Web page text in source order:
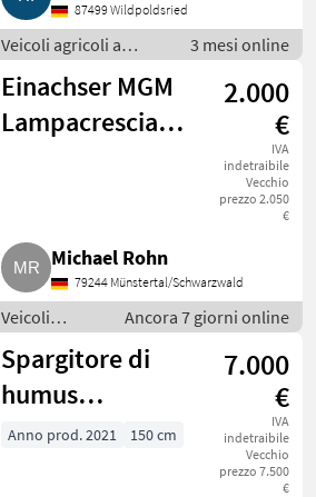
87499 Wildpoldsried
Veicoli agricoli a
motore /
Motofalciatrici/motofresatrici
3 mesi online
Einachser MGM
Lampacrescia
2.000
€
IVA
indetraibile
Vecchio
prezzo 2.050
€
Michael Rohn
79244 Münstertal/Schwarzwald
Veicoli
agricoli a
motore /
Motofalciatrici/motofresatrici
Ancora 7 giorni online
Spargitore di
humus
compatibile con
7.000
€
IVA
indetraibile
Vecchio
prezzo 7.500
€
Anno prod. 2021 150 cm